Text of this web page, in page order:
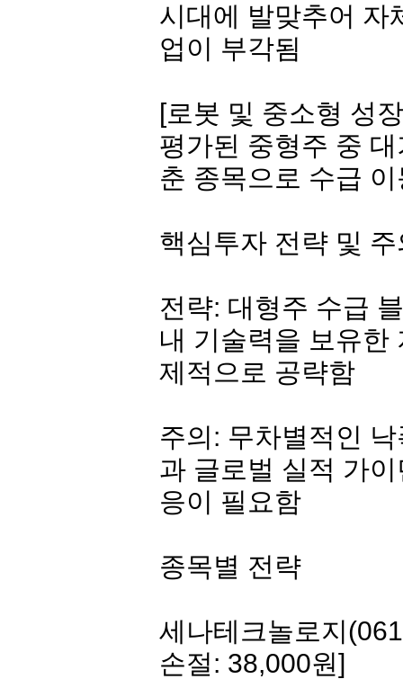
시대에 발맞추어 자
업이 부각됨
[로봇 및 중소형 성
평가된 중형주 중
춘 종목으로 수급
핵심투자 전략 및
전략: 대형주 수급
내 기술력을 보유한
제적으로 공략함
주의: 무차별적인
과 글로벌 실적 가
응이 필요함
종목별 전략
세나테크놀로지
손절: 38,000원]